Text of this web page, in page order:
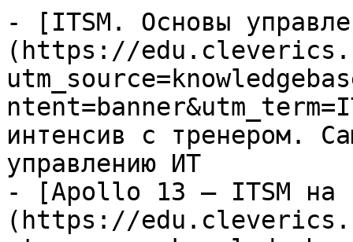
- [ITSM. Основы
(https://
интенсив с тренером.
управлению ИТ
- [Apollo 13 — ITSM на
(https://